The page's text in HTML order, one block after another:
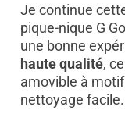
Je continue
pique-nique G
une bonne
haute qualité,
amovible à
nettoyage facile.